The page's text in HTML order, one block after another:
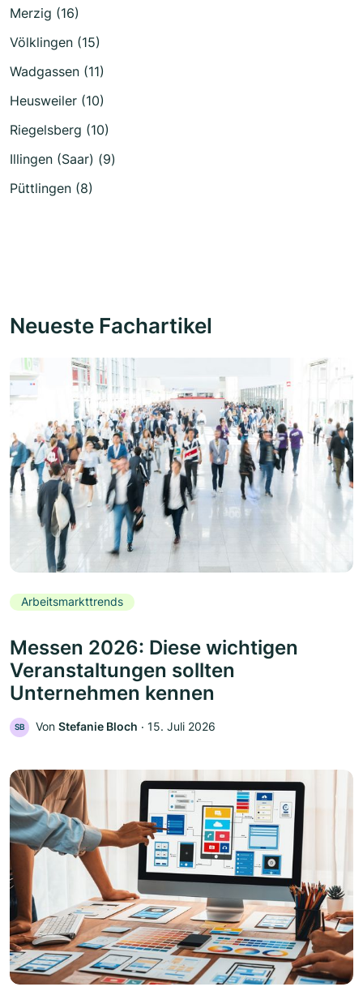
Merzig (16)
Völklingen (15)
Wadgassen (11)
Heusweiler (10)
Riegelsberg (10)
Illingen (Saar) (9)
Püttlingen (8)
Neueste Fachartikel
Arbeitsmarkttrends
Messen 2026: Diese wichtigen
Veranstaltungen sollten
Unternehmen kennen
SB Von Stefanie Bloch ‧ 15. Juli 2026